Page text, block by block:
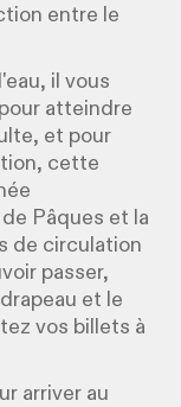
entre le
il vous
atteindre
et pour
cette
Pâques et la
de circulation
passer,
et le
vos billets à
arriver au